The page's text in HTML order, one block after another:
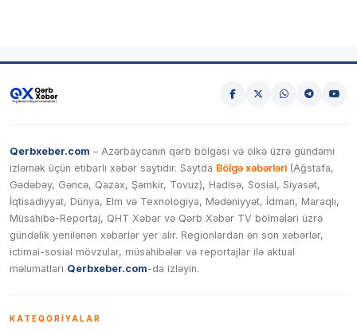
Qerbxeber.com – Azərbaycanın qərb bölgəsi və ölkə üzrə gündəmi
izləmək üçün etibarlı xəbər saytıdır. Saytda Bölgə xəbərləri (Ağstafa,
Gədəbəy, Gəncə, Qazax, Şəmkir, Tovuz), Hadisə, Sosial, Siyasət,
İqtisadiyyat, Dünya, Elm və Texnologiya, Mədəniyyət, İdman, Maraqlı,
Müsahibə-Reportaj, QHT Xəbər və Qərb Xəbər TV bölmələri üzrə
gündəlik yenilənən xəbərlər yer alır. Regionlardan ən son xəbərlər,
ictimai-sosial mövzular, müsahibələr və reportajlar ilə aktual
məlumatları Qerbxeber.com-da izləyin.
KATEQORIYALAR